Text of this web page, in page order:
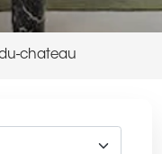
chateau